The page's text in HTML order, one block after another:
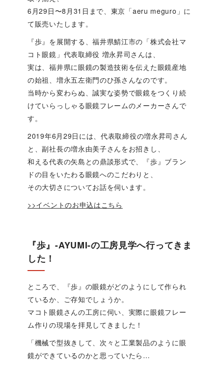
6月29日〜8月31日まで、東京「aeru meguro」に
て販売いたします。
『歩』を展開する、福井県鯖江市の「株式会社マ
コト眼鏡」代表取締役 増永昇司さんは、
実は、福井県に眼鏡の製造技術を伝えた眼鏡産地
の始祖、増永五左衛門のひ孫さんなのです。
当時から変わらぬ、誠実な姿勢で眼鏡をつくり続
けていらっしゃる眼鏡フレームのメーカーさんで
す。
2019年6月29日には、代表取締役の増永昇司さん
と、副社長の増永由美子さんをお招きし、
和える代表の矢島との鼎談形式で、『歩』ブラン
ドの目をいたわる眼鏡へのこだわりと、
その大切さについてお話を伺います。
>>イベントのお申込はこちら
『歩』-AYUMI-の工房見学へ行ってきま
した！
ところで、『歩』の眼鏡がどのようにして作られ
ているか、ご存知でしょうか。
マコト眼鏡さんの工房に伺い、実際に眼鏡フレー
ム作りの現場を拝見してきました！
「機械で型抜きして、次々と工業製品のように眼
鏡ができているのかと思っていたら…